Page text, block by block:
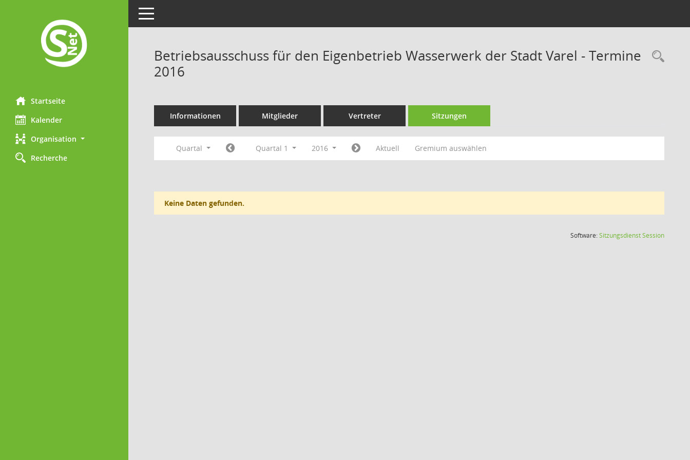
Startseite
Kalender
Organisation
Recherche
Toggle navigation
Betriebsausschuss für den Eigenbetrieb Wasserwerk der Stadt Varel - Termine
2016
Informationen Mitglieder Vertreter Sitzungen
Quartal Quartal 1 2016 Aktuell Gremium auswählen
Keine Daten gefunden.
Software:SitzungsdienstSession(Wird in